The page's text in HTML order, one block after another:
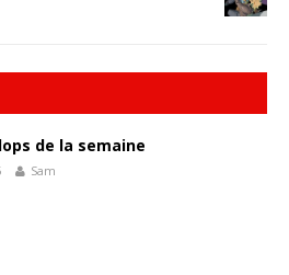
de la semaine
Sam